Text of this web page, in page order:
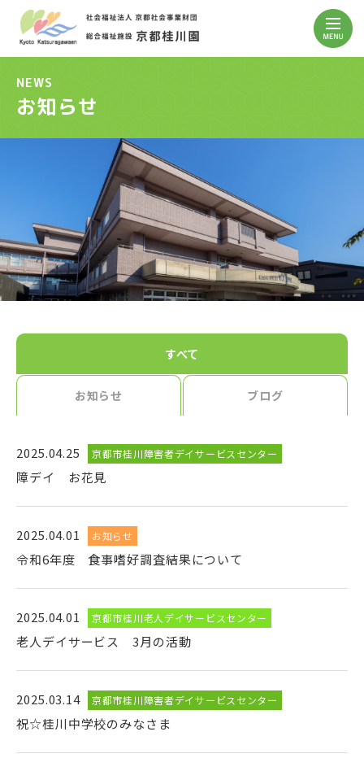
NEWS
お知らせ
すべて
お知らせ ブログ
2025.04.25 京都市桂川障害者デイサービスセンター
障デイ お花見
2025.04.01 お知らせ
令和6年度 食事嗜好調査結果について
2025.04.01 京都市桂川老人デイサービスセンター
老人デイサービス 3月の活動
2025.03.14 京都市桂川障害者デイサービスセンター
祝☆桂川中学校のみなさま